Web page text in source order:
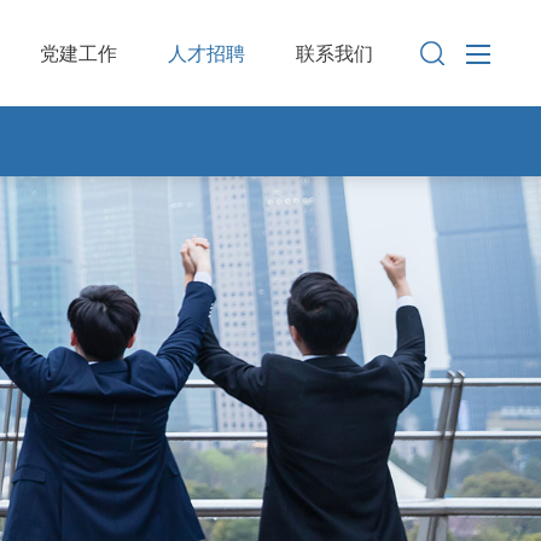
党建工作 人才招聘 联系我们